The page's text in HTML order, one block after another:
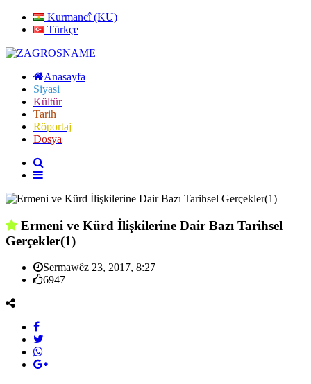
Kurmancî (KU)
Türkçe
Anasayfa
Siyasi
Kültür
Tarih
Röportaj
Dosya
Ermeni ve Kürd İlişkilerine Dair Bazı Tarihsel
Gerçekler(1)
Sermawêz 23, 2017, 8:27
6947